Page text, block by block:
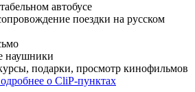
автобусе
поездки на русском
наушники
подарки, просмотр кинофильмов
о CliP-пунктах